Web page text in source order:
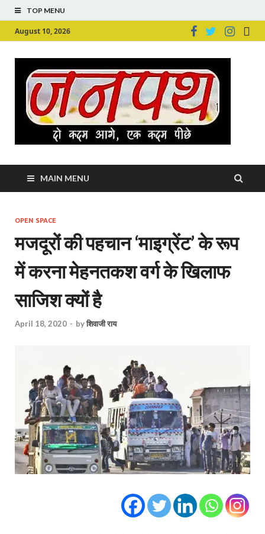
TOP MENU
August 10, 2026
MAIN MENU
OPEN SPACE
मजदूरों की पहचान ‘माइग्रेंट’ के रूप
में करना मेहनतकश वर्ग के खिलाफ
साजिश क्यों है
April 18, 2020 - byशिवाजी राय